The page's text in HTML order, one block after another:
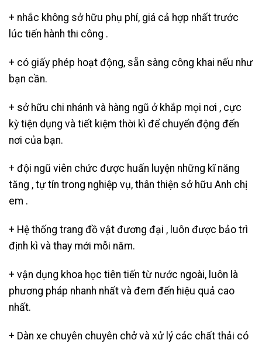
+ nhắc không sở hữu phụ phí, giá cả hợp nhất trước
lúc tiến hành thi công .
+ có giấy phép hoạt động, sẵn sàng công khai nếu như
bạn cần.
+ sở hữu chi nhánh và hàng ngũ ở khắp mọi nơi , cực
kỳ tiện dụng và tiết kiệm thời kì để chuyển động đến
nơi của bạn.
+ đội ngũ viên chức được huấn luyện những kĩ năng
tăng , tự tín trong nghiệp vụ, thân thiện sở hữu Anh chị
em .
+ Hệ thống trang đồ vật đương đại , luôn được bảo trì
định kì và thay mới mỗi năm.
+ vận dụng khoa học tiên tiến từ nước ngoài, luôn là
phương pháp nhanh nhất và đem đến hiệu quả cao
nhất.
+ Dàn xe chuyên chuyên chở và xử lý các chất thải có